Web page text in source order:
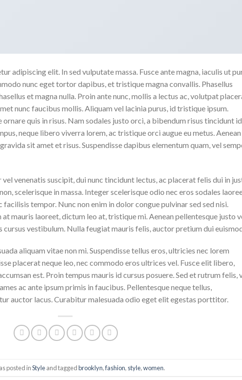
adipiscing elit. In sed vulputate massa. Fusce ante magna, iaculis ut
nunc eget tortor dapibus, et tristique magna convallis. Phasellus
et magna nulla. Proin ante nunc, mollis a lectus ac, volutpat
nunc faucibus mollis. Aliquam vel lacinia purus, id tristique ipsum.
quis in risus. Nam sodales justo orci, a bibendum risus tincidunt id.
neque libero viverra lorem, ac tristique orci augue eu metus. Aenean
sit amet et risus. Suspendisse dapibus elementum quam, vel
venenatis suscipit, dui nunc tincidunt lectus, ac placerat felis dui in
scelerisque in massa. Integer scelerisque odio nec eros sodales
tempor. Nunc non enim in dolor congue pulvinar sed sed nisi.
mauris laoreet, dictum leo at, tristique mi. Aenean pellentesque justo
vestibulum. Nulla feugiat mauris felis, auctor pretium dui euismod
aliquam vitae non mi. Suspendisse tellus eros, ultricies nec lorem
placerat neque leo, nec commodo eros ultrices vel. Fusce elit libero,
est. Proin tempus mauris id cursus posuere. Sed et rutrum felis,
ac ante ipsum primis in faucibus. Pellentesque neque tellus,
auctor lacus. Curabitur malesuada odio eget elit egestas porttitor.
posted inStyleand taggedbrooklyn,fashion, style,women.